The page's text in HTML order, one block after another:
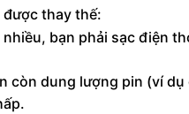
được thay thế:
bạn phải sạc điện
còn dung lượng pin (ví dụ